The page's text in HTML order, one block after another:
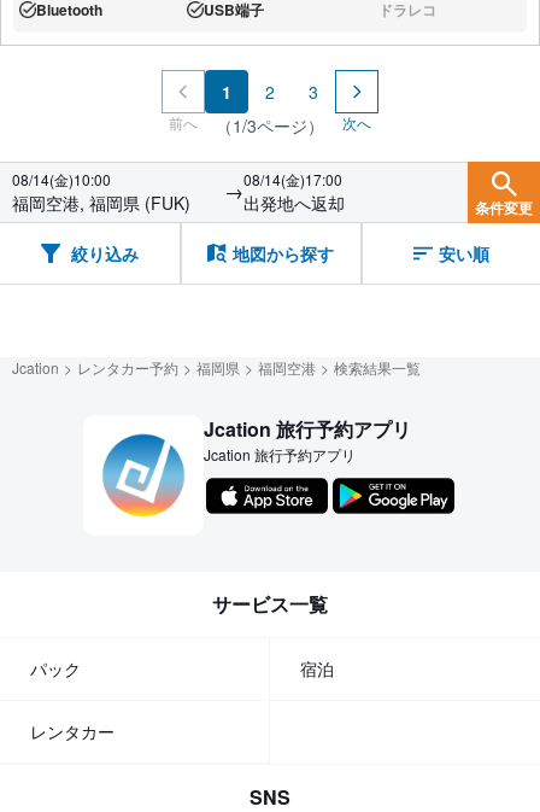
あり:Bluetooth あり:USB端子 なし:ドラレコ
前へ
1 2
3
（1/3ページ）
次へ
08/14(金)10:00
福岡空港, 福岡県 (FUK) →08/14(金)17:00
出発地へ返却 条件変更
絞り込み 地図から探す 安い順
Jcation レンタカー予約 福岡県 福岡空港 検索結果一覧
Jcation 旅行予約アプリ
Jcation 旅行予約アプリ
サービス一覧
パック 宿泊
レンタカー
SNS